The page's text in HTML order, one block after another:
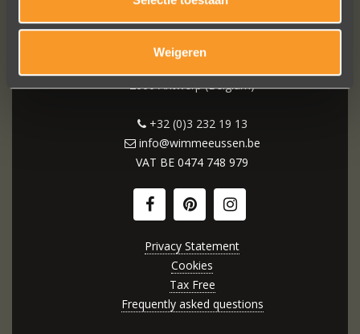
Weigeren
2000 Antwerp (Belgium)
+32 (0)3 232 19 13
info@wimmeeussen.be
VAT BE 0474 748 979
Privacy Statement
Cookies
Tax Free
Frequently asked questions